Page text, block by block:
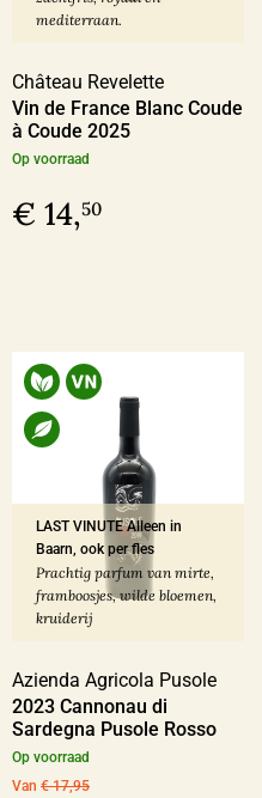
(5)
Omero(2)
alla Piazza
mediterraan.
Château Revelette
Vin de France Blanc Coude
à Coude 2025
Op voorraad
€ 14,50
LAST VINUTE Alleen in
Baarn, ook per fles
Prachtig parfum van mirte,
framboosjes, wilde bloemen,
kruiderij
Azienda Agricola Pusole
2023 Cannonau di
Sardegna Pusole Rosso
Op voorraad
Van € 17,95